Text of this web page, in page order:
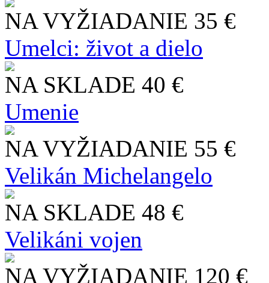
NA VYŽIADANIE 35 €
Umelci: život a dielo
NA SKLADE 40 €
Umenie
NA VYŽIADANIE 55 €
Velikán Michelangelo
NA SKLADE 48 €
Velikáni vojen
NA VYŽIADANIE 120 €